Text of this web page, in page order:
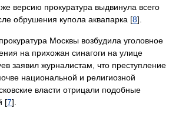
версию прокуратура выдвинула всего
обрушения купола аквапарка [8].
Москвы возбудила уголовное
на прихожан синагоги на улице
заявил журналистам, что преступление
национальной и религиозной
власти отрицали подобные
[7].